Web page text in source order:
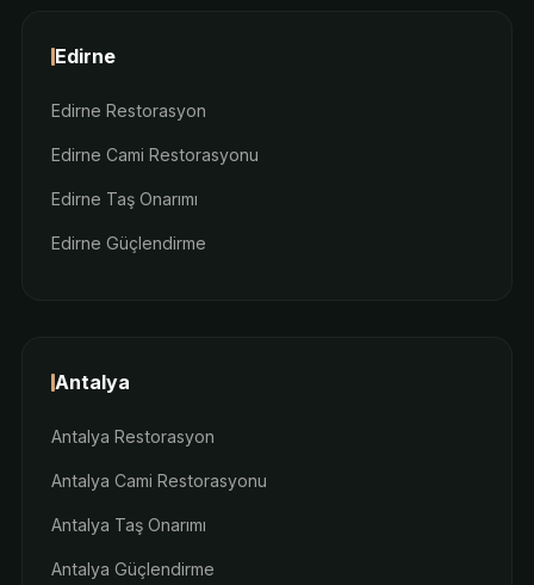
Edirne
Edirne Restorasyon
Edirne Cami Restorasyonu
Edirne Taş Onarımı
Edirne Güçlendirme
Antalya
Antalya Restorasyon
Antalya Cami Restorasyonu
Antalya Taş Onarımı
Antalya Güçlendirme